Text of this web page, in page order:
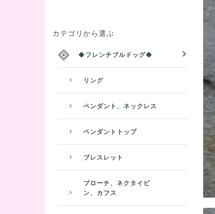
カテゴリから選ぶ
◆フレンチブルドッグ◆
リング
ペンダント、ネックレス
ペンダントトップ
ブレスレット
ブローチ、ネクタイピ
ン、カフス